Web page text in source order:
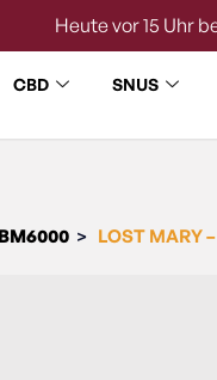
Heute vor 15 Uhr
CBD SNUS
> LOST MARY